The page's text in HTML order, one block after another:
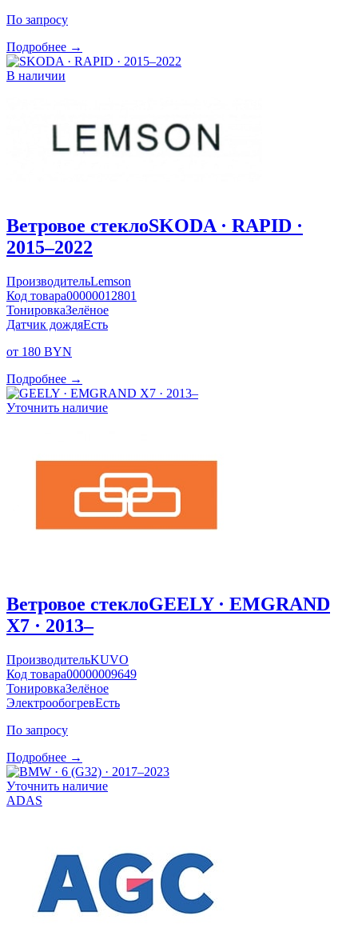
По запросу
Подробнее →
В наличии
Ветровое стеклоSKODA · RAPID ·
2015–2022
ПроизводительLemson
Код товара00000012801
ТонировкаЗелёное
Датчик дождяЕсть
от 180 BYN
Подробнее →
Уточнить наличие
Ветровое стеклоGEELY · EMGRAND
X7 · 2013–
ПроизводительKUVO
Код товара00000009649
ТонировкаЗелёное
ЭлектрообогревЕсть
По запросу
Подробнее →
Уточнить наличие
ADAS